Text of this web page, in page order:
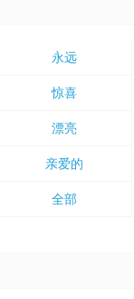
永远
惊喜
漂亮
亲爱的
全部